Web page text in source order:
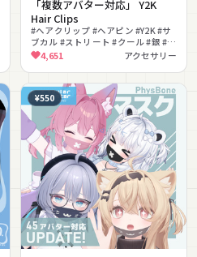
「複数アバター対応」 Y2K
Hair Clips
#ヘアクリップ #ヘアピン #Y2K #サ
ブカル #ストリート #クール #銀 #無
料 #撮影向け #改変
4,651 アクセサリー
¥550